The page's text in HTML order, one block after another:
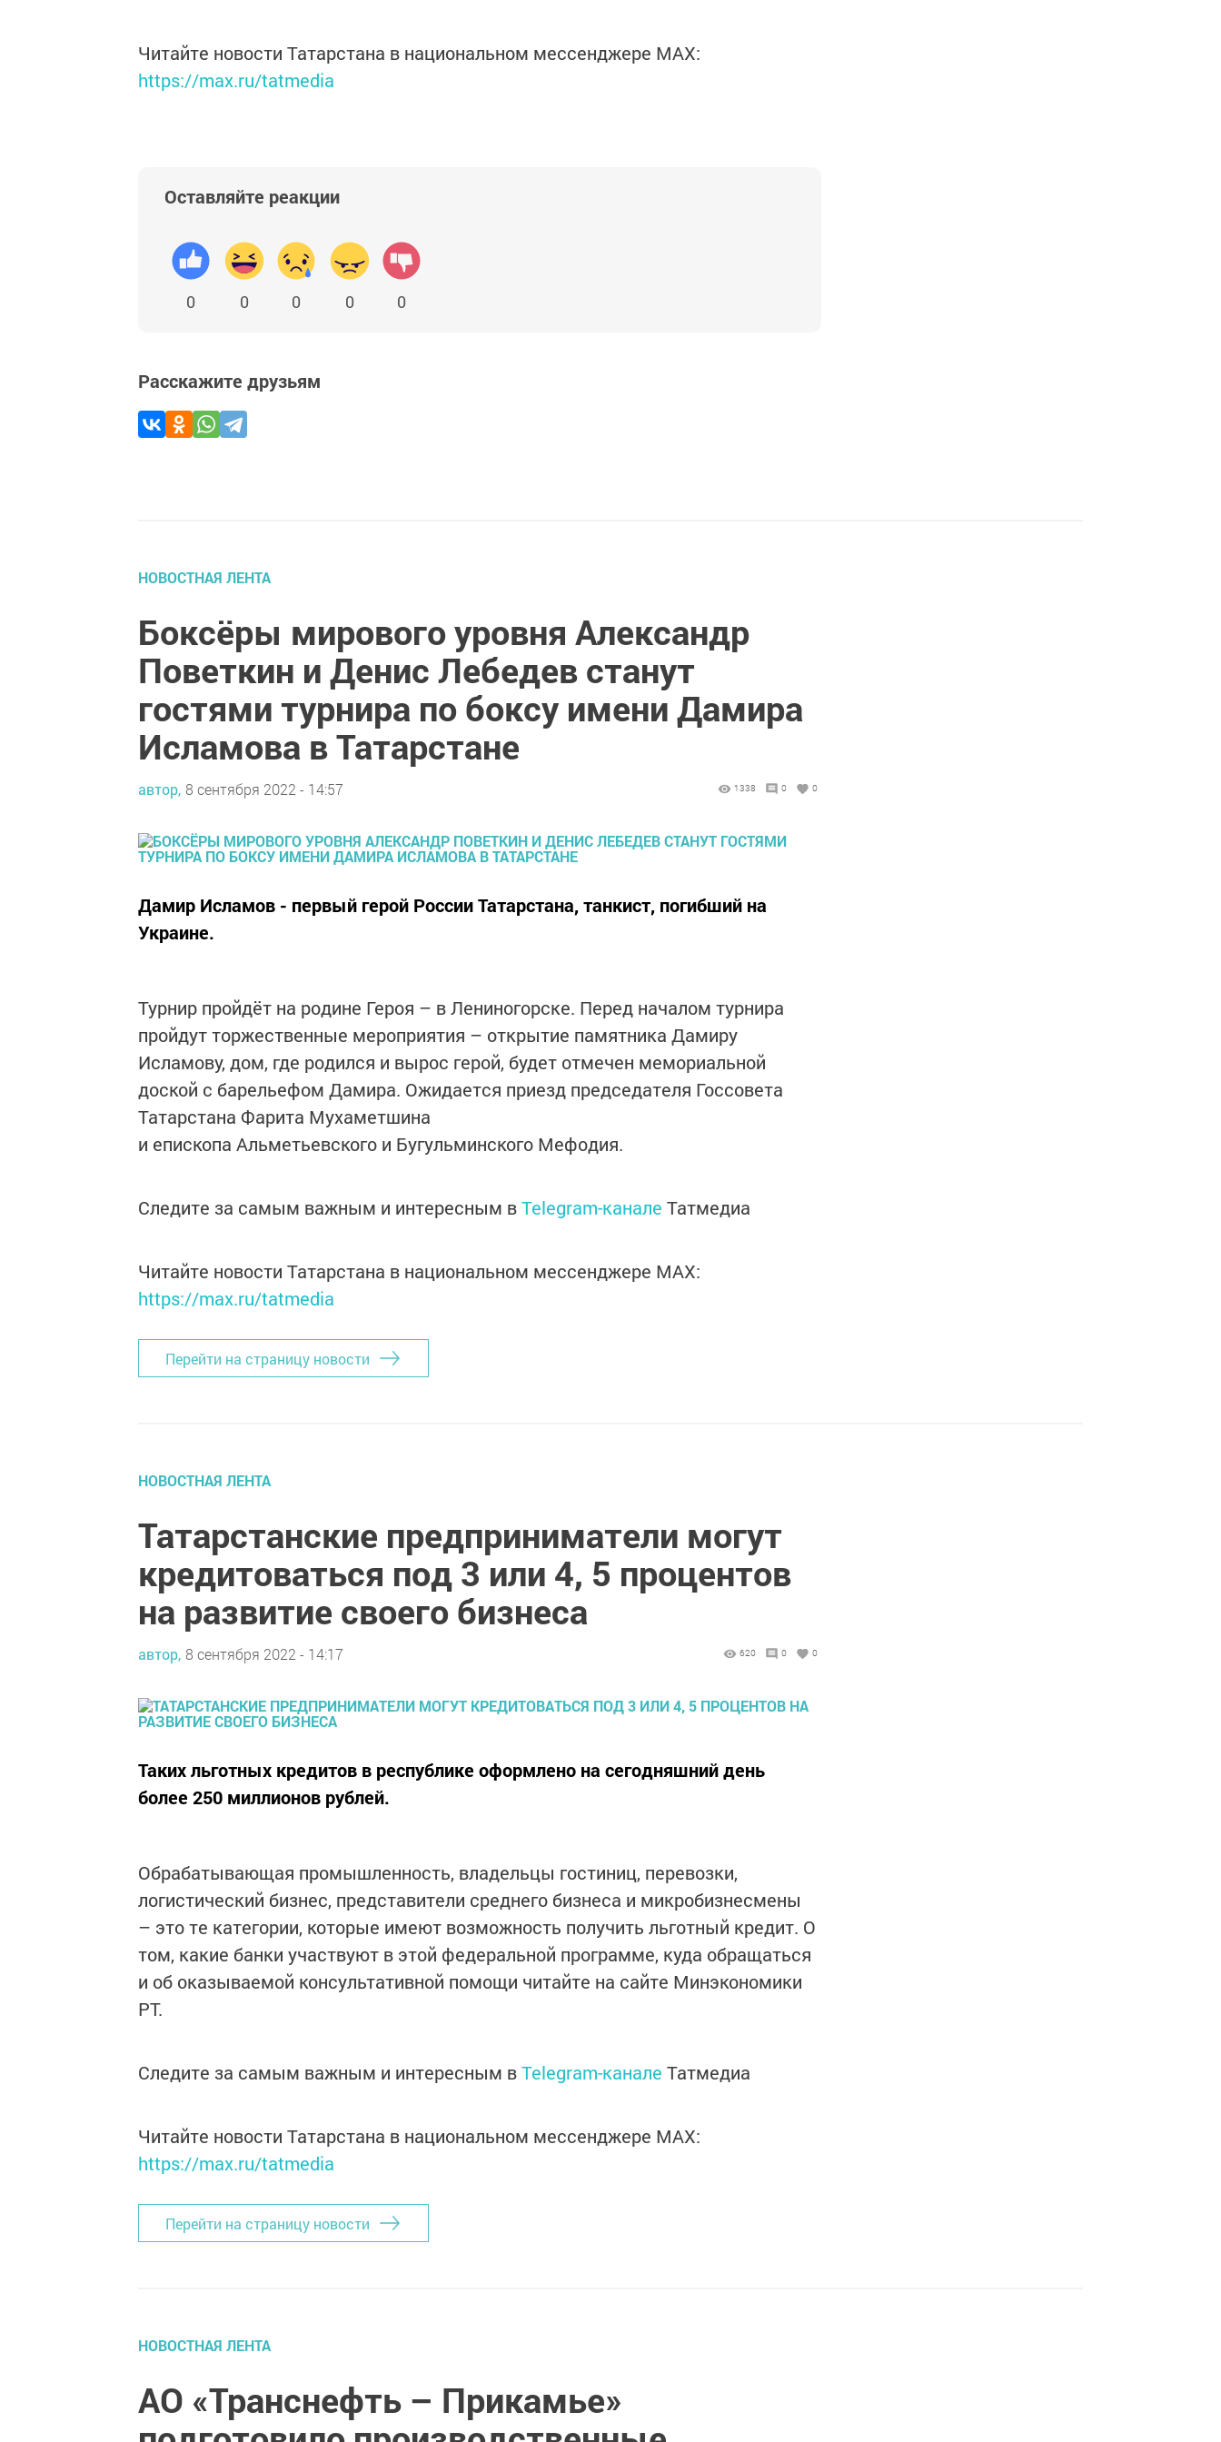
Читайте новости Татарстана в национальном мессенджере MАХ:
https://max.ru/tatmedia
Оставляйте реакции
0 0 0 0 0
Расскажите друзьям
НОВОСТНАЯ ЛЕНТА
Боксёры мирового уровня Александр
Поветкин и Денис Лебедев станут
гостями турнира по боксу имени Дамира
Исламова в Татарстане
автор, 8 сентября 2022 - 14:57 1338 0 0
Дамир Исламов - первый герой России Татарстана, танкист, погибший на
Украине.
Турнир пройдёт на родине Героя – в Лениногорске. Перед началом турнира
пройдут торжественные мероприятия – открытие памятника Дамиру
Исламову, дом, где родился и вырос герой, будет отмечен мемориальной
доской с барельефом Дамира. Ожидается приезд председателя Госсовета
Татарстана Фарита Мухаметшина
и епископа Альметьевского и Бугульминского Мефодия.
Следите за самым важным и интересным вTelegram-канале Татмедиа
Читайте новости Татарстана в национальном мессенджере MАХ:
https://max.ru/tatmedia
Перейти на страницу новости
НОВОСТНАЯ ЛЕНТА
Татарстанские предприниматели могут
кредитоваться под 3 или 4, 5 процентов
на развитие своего бизнеса
автор, 8 сентября 2022 - 14:17 620 0 0
Таких льготных кредитов в республике оформлено на сегодняшний день
более 250 миллионов рублей.
Обрабатывающая промышленность, владельцы гостиниц, перевозки,
логистический бизнес, представители среднего бизнеса и микробизнесмены
– это те категории, которые имеют возможность получить льготный кредит. О
том, какие банки участвуют в этой федеральной программе, куда обращаться
и об оказываемой консультативной помощи читайте на сайте Минэкономики
РТ.
Следите за самым важным и интересным вTelegram-канале Татмедиа
Читайте новости Татарстана в национальном мессенджере MАХ:
https://max.ru/tatmedia
Перейти на страницу новости
НОВОСТНАЯ ЛЕНТА
АО «Транснефть – Прикамье»